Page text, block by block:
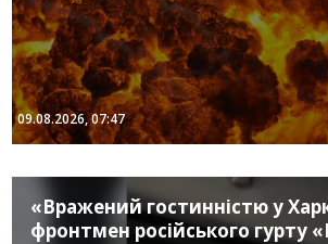
09.08.2026, 07:47
«Вражений гостинністю у
фронтмен російського гурту